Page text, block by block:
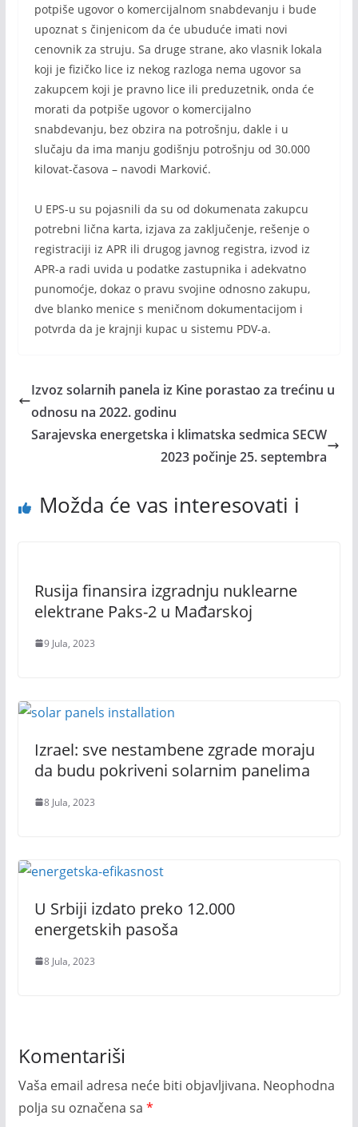
potpiše ugovor o komercijalnom snabdevanju i bude
upoznat s činjenicom da će ubuduće imati novi
cenovnik za struju. Sa druge strane, ako vlasnik lokala
koji je fizičko lice iz nekog razloga nema ugovor sa
zakupcem koji je pravno lice ili preduzetnik, onda će
morati da potpiše ugovor o komercijalno
snabdevanju, bez obzira na potrošnju, dakle i u
slučaju da ima manju godišnju potrošnju od 30.000
kilovat-časova – navodi Marković.
U EPS-u su pojasnili da su od dokumenata zakupcu
potrebni lična karta, izjava za zaključenje, rešenje o
registraciji iz APR ili drugog javnog registra, izvod iz
APR-a radi uvida u podatke zastupnika i adekvatno
punomoćje, dokaz o pravu svojine odnosno zakupu,
dve blanko menice s meničnom dokumentacijom i
potvrda da je krajnji kupac u sistemu PDV-a.
Izvoz solarnih panela iz Kine porastao za trećinu u
odnosu na 2022. godinu
Sarajevska energetska i klimatska sedmica SECW
2023 počinje 25. septembra
Možda će vas interesovati i
Rusija finansira izgradnju nuklearne
elektrane Paks-2 u Mađarskoj
9 Jula, 2023
Izrael: sve nestambene zgrade moraju
da budu pokriveni solarnim panelima
8 Jula, 2023
U Srbiji izdato preko 12.000
energetskih pasoša
8 Jula, 2023
Komentariši
Vaša email adresa neće biti objavljivana. Neophodna
polja su označena sa *